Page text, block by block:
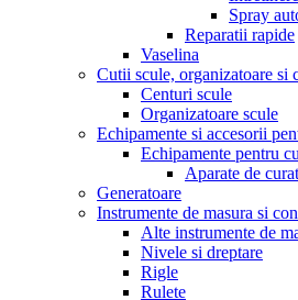
Spray
Reparatii rapide
Vaselina
Cutii scule, organizatoare si
Centuri scule
Organizatoare scule
Echipamente si accesorii
Echipamente pentru
Aparate de
Generatoare
Instrumente de masura si
Alte instrumente de
Nivele si dreptare
Rigle
Rulete